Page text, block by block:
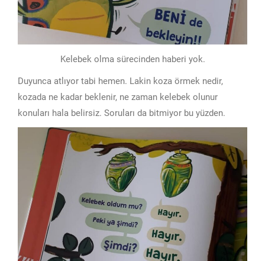
Kelebek olma sürecinden haberi yok.
Duyunca atlıyor tabi hemen. Lakin koza örmek nedir,
kozada ne kadar beklenir, ne zaman kelebek olunur
konuları hala belirsiz. Soruları da bitmiyor bu yüzden.